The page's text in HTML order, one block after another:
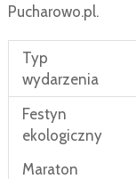
Pucharowo.pl.
Typ
wydarzenia
Festyn
ekologiczny
Maraton